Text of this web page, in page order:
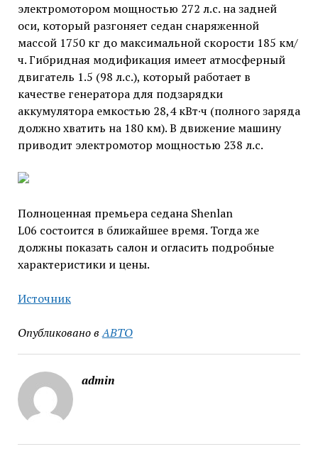
электромотором мощностью 272 л.с. на задней
оси, который разгоняет седан снаряженной
массой 1750 кг до максимальной скорости 185 км/
ч. Гибридная модификация имеет атмосферный
двигатель 1.5 (98 л.с.), который работает в
качестве генератора для подзарядки
аккумулятора емкостью 28,4 кВт∙ч (полного заряда
должно хватить на 180 км). В движение машину
приводит электромотор мощностью 238 л.с.
Полноценная премьера седана Shenlan
L06 состоится в ближайшее время. Тогда же
должны показать салон и огласить подробные
характеристики и цены.
Источник
Опубликовано в АВТО
admin